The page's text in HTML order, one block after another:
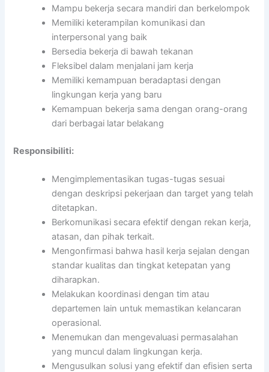
Mampu bekerja secara mandiri dan berkelompok
Memiliki keterampilan komunikasi dan
interpersonal yang baik
Bersedia bekerja di bawah tekanan
Fleksibel dalam menjalani jam kerja
Memiliki kemampuan beradaptasi dengan
lingkungan kerja yang baru
Kemampuan bekerja sama dengan orang-orang
dari berbagai latar belakang
Responsibiliti:
Mengimplementasikan tugas-tugas sesuai
dengan deskripsi pekerjaan dan target yang telah
ditetapkan.
Berkomunikasi secara efektif dengan rekan kerja,
atasan, dan pihak terkait.
Mengonfirmasi bahwa hasil kerja sejalan dengan
standar kualitas dan tingkat ketepatan yang
diharapkan.
Melakukan koordinasi dengan tim atau
departemen lain untuk memastikan kelancaran
operasional.
Menemukan dan mengevaluasi permasalahan
yang muncul dalam lingkungan kerja.
Mengusulkan solusi yang efektif dan efisien serta